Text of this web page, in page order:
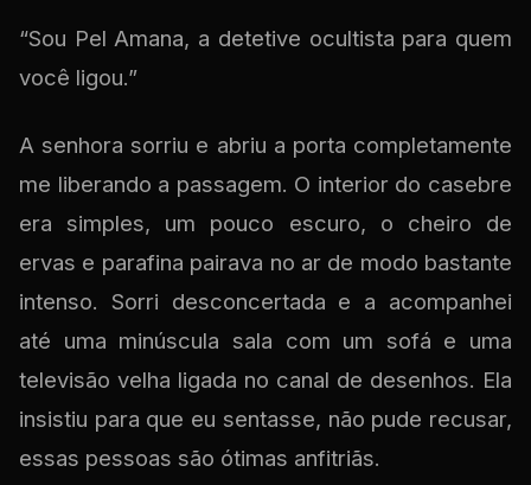
“Sou Pel Amana, a detetive ocultista para quem
você ligou.”
A senhora sorriu e abriu a porta completamente
me liberando a passagem. O interior do casebre
era simples, um pouco escuro, o cheiro de
ervas e parafina pairava no ar de modo bastante
intenso. Sorri desconcertada e a acompanhei
até uma minúscula sala com um sofá e uma
televisão velha ligada no canal de desenhos. Ela
insistiu para que eu sentasse, não pude recusar,
essas pessoas são ótimas anfitriãs.